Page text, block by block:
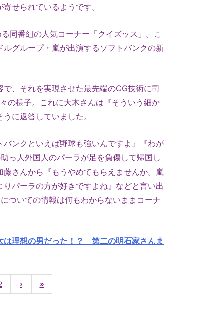
せられているようです。
同番組の人気コーナー「クイズッス」。こ
グループ・嵐が出演するソフトバンクの新
、それを実現させた最先端のCG技術に司
の様子。これに大木さんは『そういう細か
に返答していました。
ンクといえば野球も強いんですよ』『わが
っ人外国人のパーラが足を負傷して帰国し
さんから『もうやめてもらえませんか。嵐
パーラの方が好きですよね』などと言い出
ついての情報は何もわからないままコーナ
は理想の男だった！？ 第二の明石家さんま
› »